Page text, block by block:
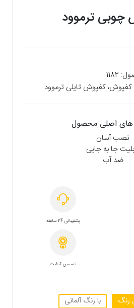
چوبی ترموود
کفپوش، کفپوش تایلی ترموود
های اصلی محصول
نصب آسان
جا به جایی
ضد آب
پشتیبانی 24 ساعته
تضمین کیفیت
رنگ با رنگ آلمانی